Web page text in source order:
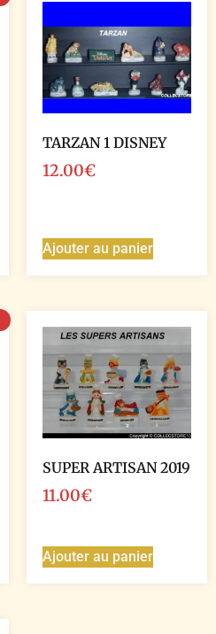
TARZAN 1 DISNEY
12.00€
Ajouter au panier
SUPER ARTISAN 2019
11.00€
Ajouter au panier